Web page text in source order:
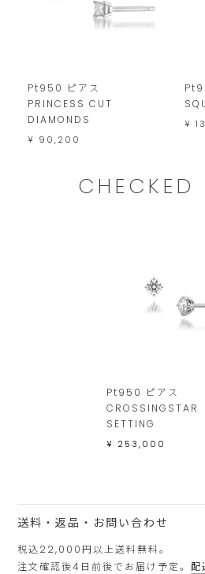
い
い
た
ま
Pt950 ピアス
PRINCESS CUT
DIAMONDS
¥ 90,200
¥
CHECKED
Pt950 ピアス
CROSSINGSTAR
SETTING
¥ 253,000
送料・返品・お問い合わせ
税込22,000円以上送料無料。
注文確認後4日前後でお届け予定。配